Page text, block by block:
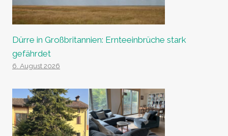
Dürre in Großbritannien: Ernteeinbrüche stark
gefährdet
6. August 2026